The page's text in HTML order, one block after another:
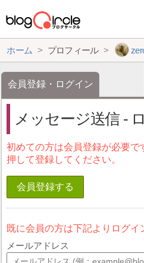
ホーム プロフィール
会員登録・ログイン
メッセージ送信 -
初めての方は会員登録が必要で
押して登録してください。
会員登録する
既に会員の方は下記よりログイ
メールアドレス